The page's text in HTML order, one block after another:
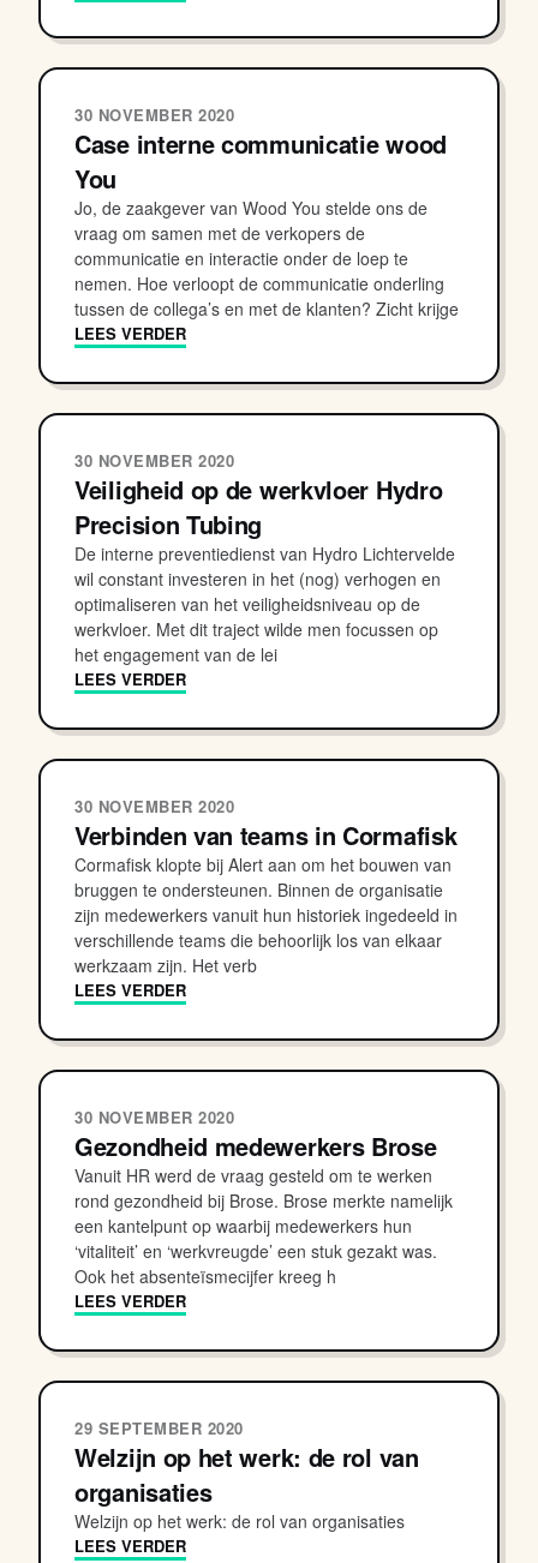
30 NOVEMBER 2020
Case interne communicatie wood
You
Jo, de zaakgever van Wood You stelde ons de
vraag om samen met de verkopers de
communicatie en interactie onder de loep te
nemen. Hoe verloopt de communicatie onderling
tussen de collega’s en met de klanten? Zicht krijge
LEES VERDER
30 NOVEMBER 2020
Veiligheid op de werkvloer Hydro
Precision Tubing
De interne preventiedienst van Hydro Lichtervelde
wil constant investeren in het (nog) verhogen en
optimaliseren van het veiligheidsniveau op de
werkvloer. Met dit traject wilde men focussen op
het engagement van de lei
LEES VERDER
30 NOVEMBER 2020
Verbinden van teams in Cormafisk
Cormafisk klopte bij Alert aan om het bouwen van
bruggen te ondersteunen. Binnen de organisatie
zijn medewerkers vanuit hun historiek ingedeeld in
verschillende teams die behoorlijk los van elkaar
werkzaam zijn. Het verb
LEES VERDER
30 NOVEMBER 2020
Gezondheid medewerkers Brose
Vanuit HR werd de vraag gesteld om te werken
rond gezondheid bij Brose. Brose merkte namelijk
een kantelpunt op waarbij medewerkers hun
‘vitaliteit’ en ‘werkvreugde’ een stuk gezakt was.
Ook het absenteïsmecijfer kreeg h
LEES VERDER
29 SEPTEMBER 2020
Welzijn op het werk: de rol van
organisaties
Welzijn op het werk: de rol van organisaties
LEES VERDER